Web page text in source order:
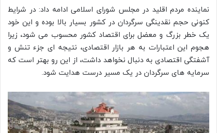
نماینده مردم اقلید در مجلس شورای اسلامی ادامه داد: در شرایط
کنونی حجم نقدینگی سرگردان در کشور بسیار بالا بوده و این خود
یک خطر بزرگ و معضل برای اقتصاد کشور محسوب می شود، زیرا
هجوم این اعتبارات به هر بازار اقتصادی، نتیجه ای جزء تنش و
آشفتگی اقتصادی به دنبال نخواهد داشت، از این رو بهتر است که
سرمایه های سرگردان در یک مسیر درست هدایت شود.